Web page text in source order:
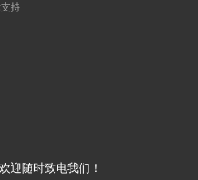
持
迎随时致电我们！